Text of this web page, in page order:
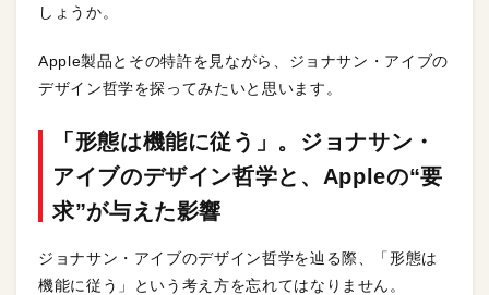
しょうか。
Apple製品とその特許を見ながら、ジョナサン・アイブの
デザイン哲学を探ってみたいと思います。
「形態は機能に従う」。ジョナサン・
アイブのデザイン哲学と、Appleの“要
求”が与えた影響
ジョナサン・アイブのデザイン哲学を辿る際、「形態は
機能に従う」という考え方を忘れてはなりません。